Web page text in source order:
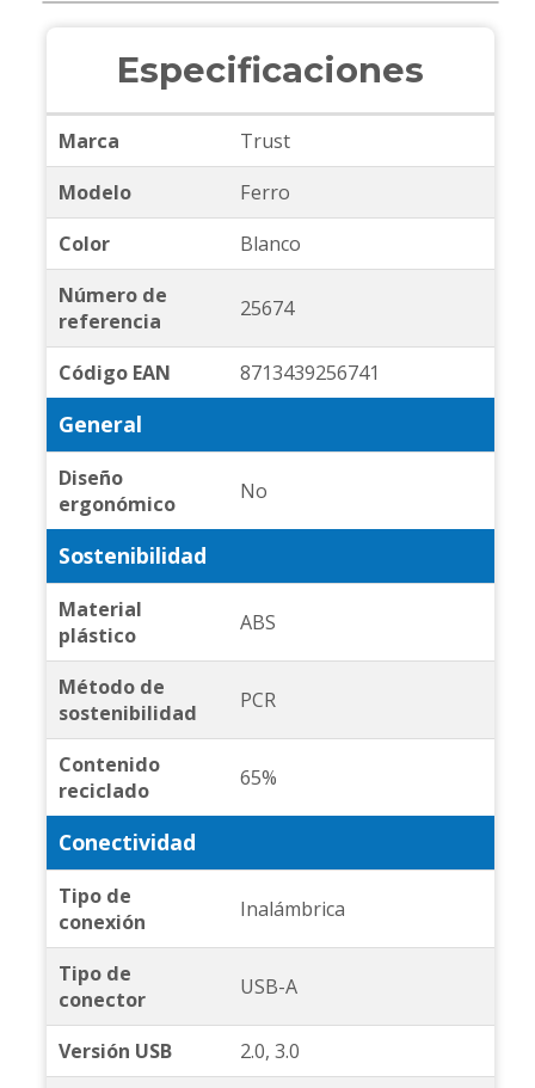
Especificaciones
Marca
Trust
Modelo
Ferro
Color
Blanco
Número de
referencia
25674
Código EAN 8713439256741
General
Diseño
ergonómico
No
Sostenibilidad
Material
plástico
ABS
Método de
sostenibilidad
PCR
Contenido
reciclado
65%
Conectividad
Tipo de
conexión
Inalámbrica
Tipo de
conector
USB-A
Versión USB
2.0, 3.0